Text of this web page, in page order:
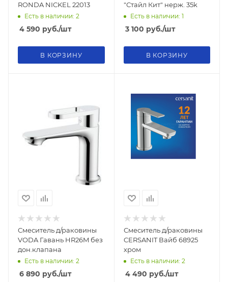
RONDA NICKEL 22013
Есть в наличии: 2
4 590 руб./шт
В КОРЗИНУ
"Стайл Кит" нерж. 35k
Есть в наличии: 1
3 100 руб./шт
В КОРЗИНУ
Смеситель д/раковины
VODA Гавань HR26M без
дон.клапана
Есть в наличии: 2
6 890 руб./шт
Смеситель д/раковины
CERSANIT Вайб 68925
хром
Есть в наличии: 2
4 490 руб./шт